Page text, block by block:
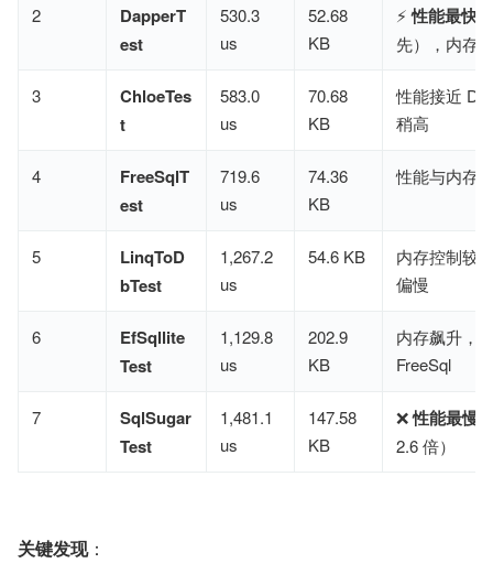
2
DapperT
est
530.3
us
52.68
KB
⚡ ​性能最快
先），内存
3
ChloeTes
t
583.0
us
70.68
KB
性能接近
稍高
4
FreeSqlT
est
719.6
us
74.36
KB
性能与内存
5
LinqToD
bTest
1,267.2
us
54.6 KB
内存控制较
偏慢
6
EfSqllite
Test
1,129.8
us
202.9
KB
内存飙升，
FreeSql
7
SqlSugar
Test
1,481.1
us
147.58
KB
❌ ​性能最慢
2.6 倍）
关键发现​：